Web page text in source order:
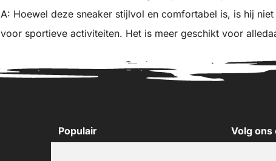
A: Hoewel deze sneaker stijlvol en comfortabel is, is hij
voor sportieve activiteiten. Het is meer geschikt voor
Populair
Volg ons